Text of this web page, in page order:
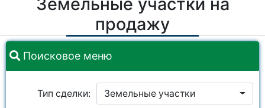
продажу
Поисковое меню
Тип сделки: Земельные участки